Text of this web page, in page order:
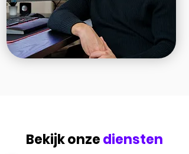
Bekijk onzediensten